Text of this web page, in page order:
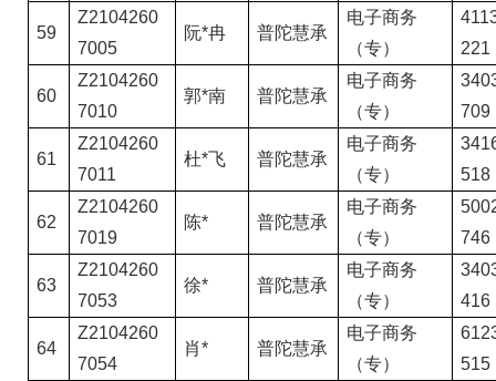
59
Z2104260
7005
阮*冉 普陀慧承
电子商务
（专）
221
60
Z2104260
7010
郭*南 普陀慧承
电子商务
（专）
709
61
Z2104260
7011
杜*飞 普陀慧承
电子商务
（专）
518
62
Z2104260
7019
陈* 普陀慧承
电子商务
（专）
746
63
Z2104260
7053
徐* 普陀慧承
电子商务
（专）
416
64
Z2104260
7054
肖* 普陀慧承
电子商务
（专）
515